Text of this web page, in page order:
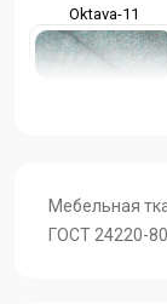
Oktava-11
Мебельная
ГОСТ 24220-80